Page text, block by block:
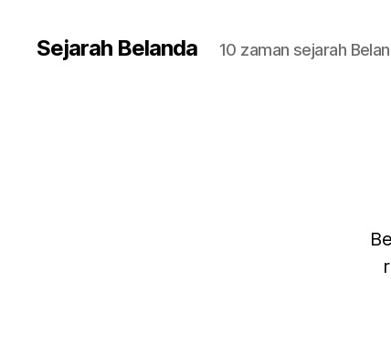
Sejarah Belanda 10 zaman sejarah